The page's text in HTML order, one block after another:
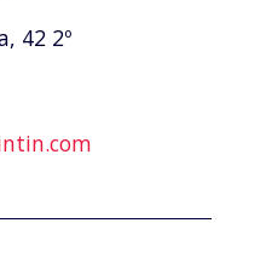
42 2º